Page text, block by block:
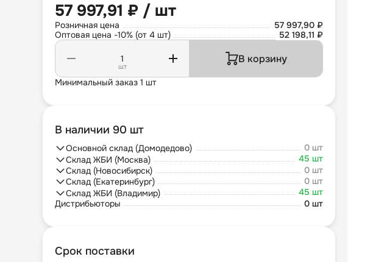
57 997,91 ₽ / шт
Розничная цена
57 997,90 ₽
Оптовая цена -10% (от 4 шт)
52 198,11 ₽
шт
В корзину
Минимальный заказ 1 шт
В наличии 90 шт
Основной склад (Домодедово)
0 шт
Склад ЖБИ (Москва)
45 шт
Склад (Новосибирск)
0 шт
Склад (Екатеринбург)
0 шт
Склад ЖБИ (Владимир)
45 шт
Дистрибьюторы
0 шт
Срок поставки